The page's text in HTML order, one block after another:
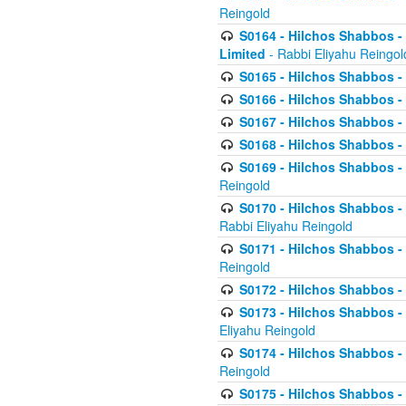
Reingold
S0164 - Hilchos Shabbos
Limited - Rabbi Eliyahu
S0165 - Hilchos Shabbos
S0166 - Hilchos Shabbos
S0167 - Hilchos Shabbos
S0168 - Hilchos Shabbos
S0169 - Hilchos Shabbos
Reingold
S0170 - Hilchos Shabbos
Rabbi Eliyahu Reingold
S0171 - Hilchos Shabbos
Reingold
S0172 - Hilchos Shabbos
S0173 - Hilchos Shabbos
Eliyahu Reingold
S0174 - Hilchos Shabbos
Reingold
S0175 - Hilchos Shabbos